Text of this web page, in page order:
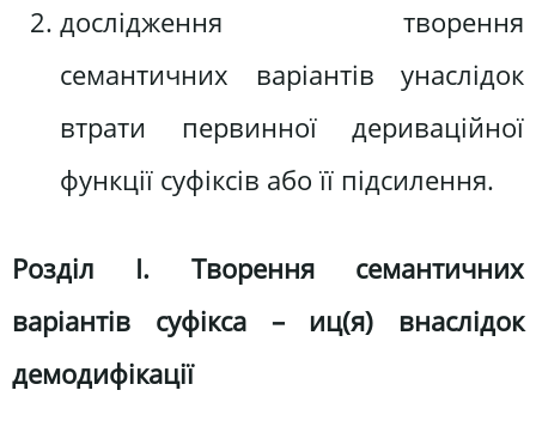
дослідження творення
семантичних варіантів унаслідок
втрати первинної дериваційної
функції суфіксів або її підсилення.
Розділ І. Творення семантичних
варіантів суфікса – иц(я) внаслідок
демодифікації